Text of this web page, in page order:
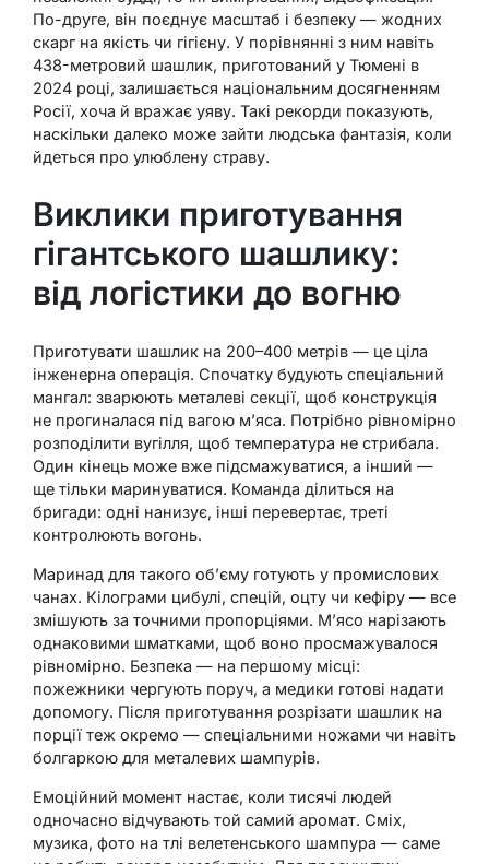
По-друге, він поєднує масштаб і безпеку — жодних
скарг на якість чи гігієну. У порівнянні з ним навіть
438-метровий шашлик, приготований у Тюмені в
2024 році, залишається національним досягненням
Росії, хоча й вражає уяву. Такі рекорди показують,
наскільки далеко може зайти людська фантазія, коли
йдеться про улюблену страву.
Виклики приготування
гігантського шашлику:
від логістики до вогню
Приготувати шашлик на 200–400 метрів — це ціла
інженерна операція. Спочатку будують спеціальний
мангал: зварюють металеві секції, щоб конструкція
не прогиналася під вагою м’яса. Потрібно рівномірно
розподілити вугілля, щоб температура не стрибала.
Один кінець може вже підсмажуватися, а інший —
ще тільки маринуватися. Команда ділиться на
бригади: одні нанизує, інші перевертає, треті
контролюють вогонь.
Маринад для такого об’єму готують у промислових
чанах. Кілограми цибулі, спецій, оцту чи кефіру — все
змішують за точними пропорціями. М’ясо нарізають
однаковими шматками, щоб воно просмажувалося
рівномірно. Безпека — на першому місці:
пожежники чергують поруч, а медики готові надати
допомогу. Після приготування розрізати шашлик на
порції теж окремо — спеціальними ножами чи навіть
болгаркою для металевих шампурів.
Емоційний момент настає, коли тисячі людей
одночасно відчувають той самий аромат. Сміх,
музика, фото на тлі велетенського шампура — саме